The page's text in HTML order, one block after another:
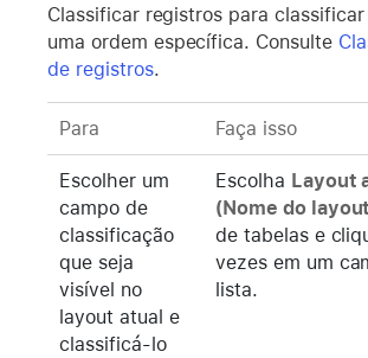
Classificar registros para
uma ordem específica. Consulte
de registros.
Para Faça isso
Escolher um
campo de
classificação
que seja
visível no
layout atual e
classificá-lo
Escolha Layout
(Nome do
de tabelas e
vezes em um
lista.